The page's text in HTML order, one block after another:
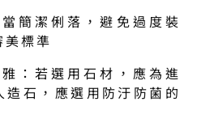
簡潔俐落，避免過度裝
標準
：若選用石材，應為進
石，應選用防汙防菌的